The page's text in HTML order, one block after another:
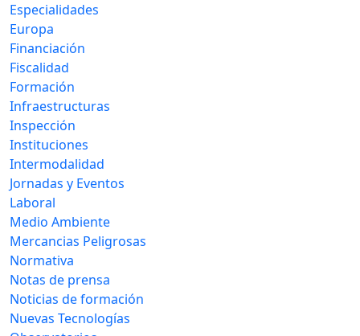
Especialidades
Europa
Financiación
Fiscalidad
Formación
Infraestructuras
Inspección
Instituciones
Intermodalidad
Jornadas y Eventos
Laboral
Medio Ambiente
Mercancias Peligrosas
Normativa
Notas de prensa
Noticias de formación
Nuevas Tecnologías